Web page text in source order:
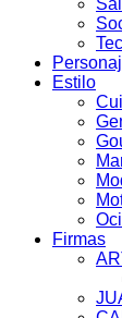
Estilo
Firmas